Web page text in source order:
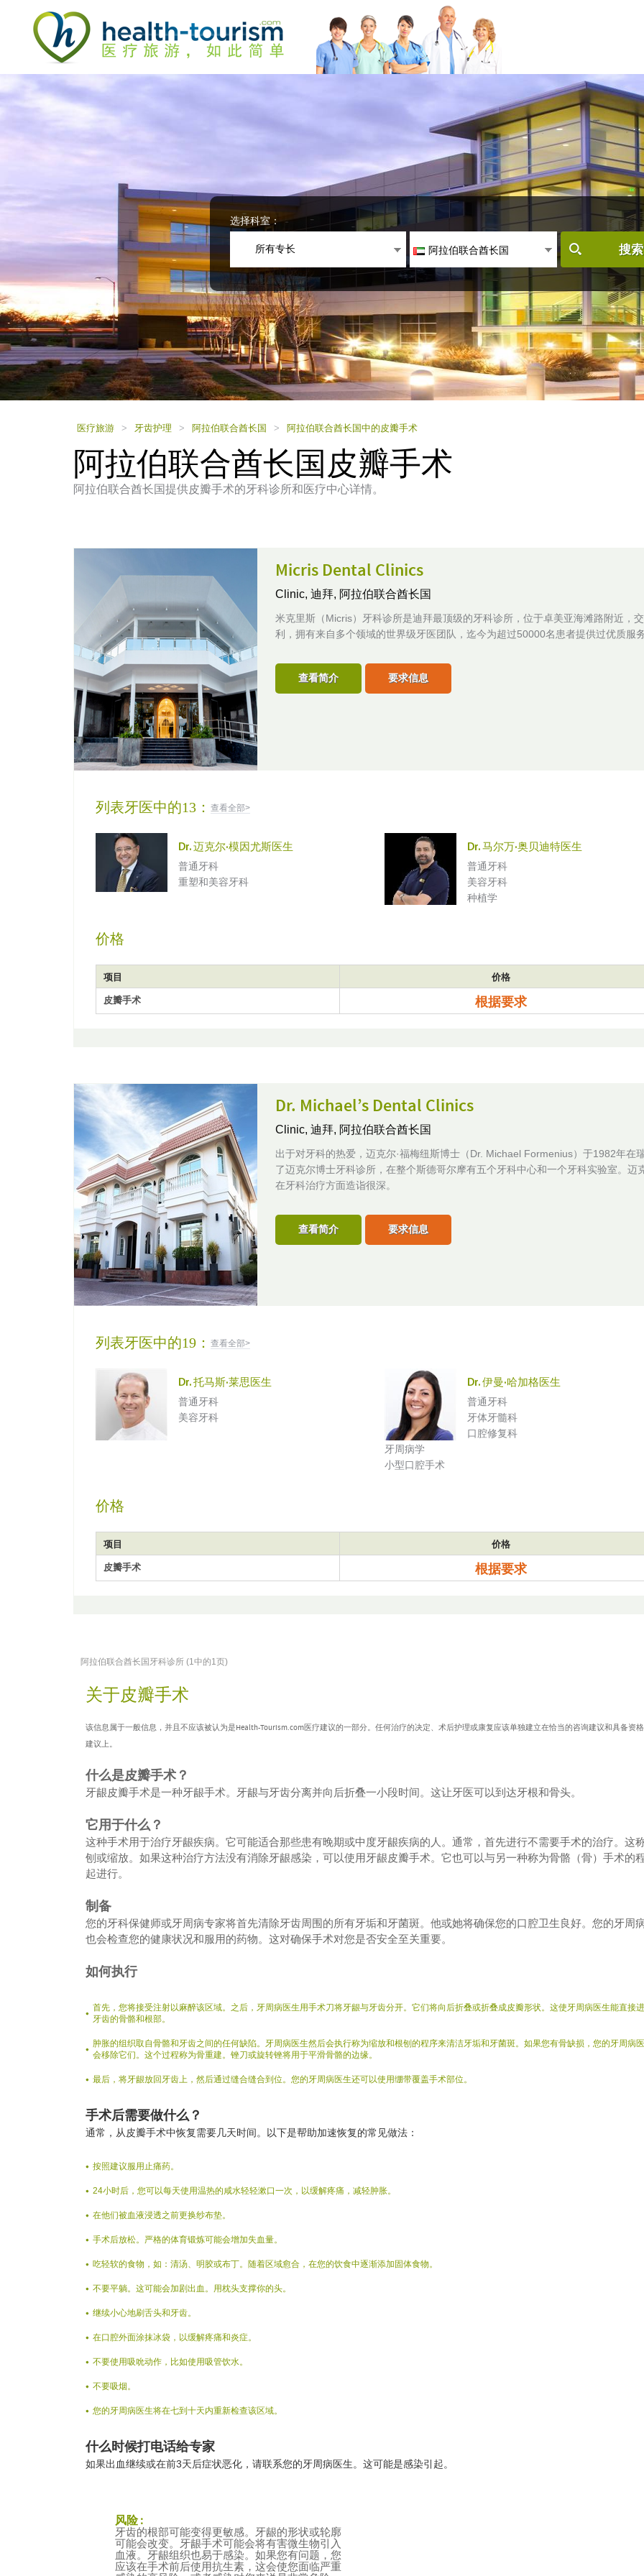
accessibility
system.
Control-
website
disabilities
who
are
using
a
screen
reader;
Press
Control-
选择科室：
所有专长 阿拉伯联合酋长国 搜
医疗旅游 > 牙齿护理 > 阿拉伯联合酋长国 > 阿拉伯联合酋长国中的皮瓣手术
阿拉伯联合酋长国皮瓣手术
阿拉伯联合酋长国提供皮瓣手术的牙科诊所和医疗中心详情。
Micris Dental Clinics
Clinic, 迪拜, 阿拉伯联合酋长国
米克里斯（Micris）牙科诊所是迪拜最顶级的牙科诊所，位于卓美亚海滩路附近，
利，拥有来自多个领域的世界级牙医团队，迄今为超过50000名患者提供过优质服务
查看简介 要求信息
列表牙医中的13： 查看全部>
Dr. 迈克尔·模因尤斯医生
普通牙科
重塑和美容牙科
Dr. 马尔万·奥贝迪特医生
普通牙科
美容牙科
种植学
价格
项目 价格
皮瓣手术 根据要求
Dr. Michael’s Dental Clinics
Clinic, 迪拜, 阿拉伯联合酋长国
出于对牙科的热爱，迈克尔·福梅纽斯博士（Dr. Michael Formenius）于1982年在
了迈克尔博士牙科诊所，在整个斯德哥尔摩有五个牙科中心和一个牙科实验室。迈
在牙科治疗方面造诣很深。
查看简介 要求信息
列表牙医中的19： 查看全部>
Dr. 托马斯·莱思医生
普通牙科
美容牙科
Dr. 伊曼·哈加格医生
普通牙科
牙体牙髓科
口腔修复科
牙周病学
小型口腔手术
价格
项目 价格
皮瓣手术 根据要求
阿拉伯联合酋长国牙科诊所 (1中的1页)
关于皮瓣手术
该信息属于一般信息，并且不应该被认为是Health-Tourism.com医疗建议的一部分。任何治疗的决定、术后护理或康复应该单独建立在恰当的咨询建议和具备资
建议上。
什么是皮瓣手术？
牙龈皮瓣手术是一种牙龈手术。牙龈与牙齿分离并向后折叠一小段时间。这让牙医可以到达牙根和骨头。
它用于什么？
这种手术用于治疗牙龈疾病。它可能适合那些患有晚期或中度牙龈疾病的人。通常，首先进行不需要手术的治疗。这
刨或缩放。如果这种治疗方法没有消除牙龈感染，可以使用牙龈皮瓣手术。它也可以与另一种称为骨骼（骨）手术的
起进行。
制备
您的牙科保健师或牙周病专家将首先清除牙齿周围的所有牙垢和牙菌斑。他或她将确保您的口腔卫生良好。您的牙周
也会检查您的健康状况和服用的药物。这对确保手术对您是否安全至关重要。
如何执行
首先，您将接受注射以麻醉该区域。之后，牙周病医生用手术刀将牙龈与牙齿分开。它们将向后折叠或折叠成皮瓣形状。这使牙周病医生能直接
牙齿的骨骼和根部。
肿胀的组织取自骨骼和牙齿之间的任何缺陷。牙周病医生然后会执行称为缩放和根刨的程序来清洁牙垢和牙菌斑。如果您有骨缺损，您的牙周病
会移除它们。这个过程称为骨重建。锉刀或旋转锉将用于平滑骨骼的边缘。
最后，将牙龈放回牙齿上，然后通过缝合缝合到位。您的牙周病医生还可以使用绷带覆盖手术部位。
手术后需要做什么？
通常，从皮瓣手术中恢复需要几天时间。以下是帮助加速恢复的常见做法：
按照建议服用止痛药。
24小时后，您可以每天使用温热的咸水轻轻漱口一次，以缓解疼痛，减轻肿胀。
在他们被血液浸透之前更换纱布垫。
手术后放松。严格的体育锻炼可能会增加失血量。
吃轻软的食物，如：清汤、明胶或布丁。随着区域愈合，在您的饮食中逐渐添加固体食物。
不要平躺。这可能会加剧出血。用枕头支撑你的头。
继续小心地刷舌头和牙齿。
在口腔外面涂抹冰袋，以缓解疼痛和炎症。
不要使用吸吮动作，比如使用吸管饮水。
不要吸烟。
您的牙周病医生将在七到十天内重新检查该区域。
什么时候打电话给专家
如果出血继续或在前3天后症状恶化，请联系您的牙周病医生。这可能是感染引起。
风险 :
牙齿的根部可能变得更敏感。牙龈的形状或轮廓
可能会改变。牙龈手术可能会将有害微生物引入
血液。牙龈组织也易于感染。如果您有问题，您
应该在手术前后使用抗生素，这会使您面临严重